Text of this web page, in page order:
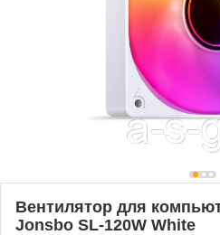
Вентилятор для
Jonsbo SL-120W White